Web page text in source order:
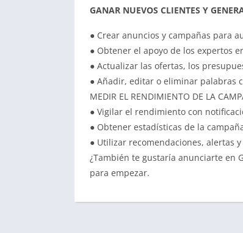
GANAR NUEVOS CLIENTES Y
● Crear anuncios y campañas para
● Obtener el apoyo de los expertos
● Actualizar las ofertas, los
● Añadir, editar o eliminar palabras
MEDIR EL RENDIMIENTO DE LA
● Vigilar el rendimiento con
● Obtener estadísticas de la
● Utilizar recomendaciones, alertas
¿También te gustaría anunciarte en
para empezar.